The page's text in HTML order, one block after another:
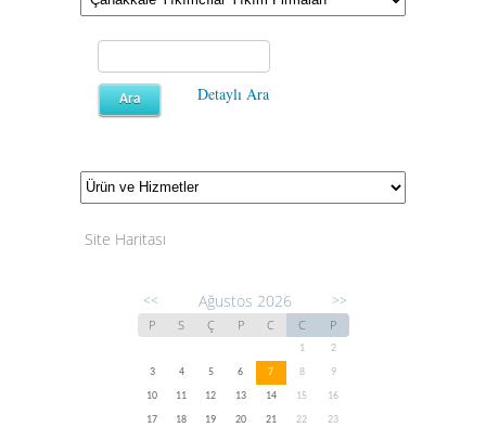
Detaylı Ara
Site Haritası
<< Ağustos 2026 >>
P S Ç P C C P
1
2
3
4 5 6 7 8
9
10
11 12 13 14 15
16
17
18 19 20 21 22
23